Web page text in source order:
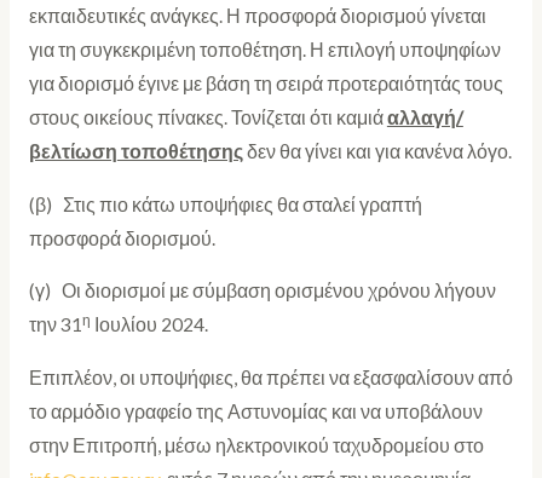
εκπαιδευτικές ανάγκες. Η προσφορά διορισμού γίνεται
για τη συγκεκριμένη τοποθέτηση. Η επιλογή υποψηφίων
για διορισμό έγινε με βάση τη σειρά προτεραιότητάς τους
στους οικείους πίνακες. Τονίζεται ότι καμιάαλλαγή/
βελτίωση τοποθέτησηςδεν θα γίνει και για κανένα λόγο.
(β) Στις πιο κάτω υποψήφιες θα σταλεί γραπτή
προσφορά διορισμού.
(γ) Οι διορισμοί με σύμβαση ορισμένου χρόνου λήγουν
την 31η Ιουλίου 2024.
Επιπλέον, οι υποψήφιες, θα πρέπει να εξασφαλίσουν από
το αρμόδιο γραφείο της Αστυνομίας και να υποβάλουν
στην Επιτροπή, μέσω ηλεκτρονικού ταχυδρομείου στο